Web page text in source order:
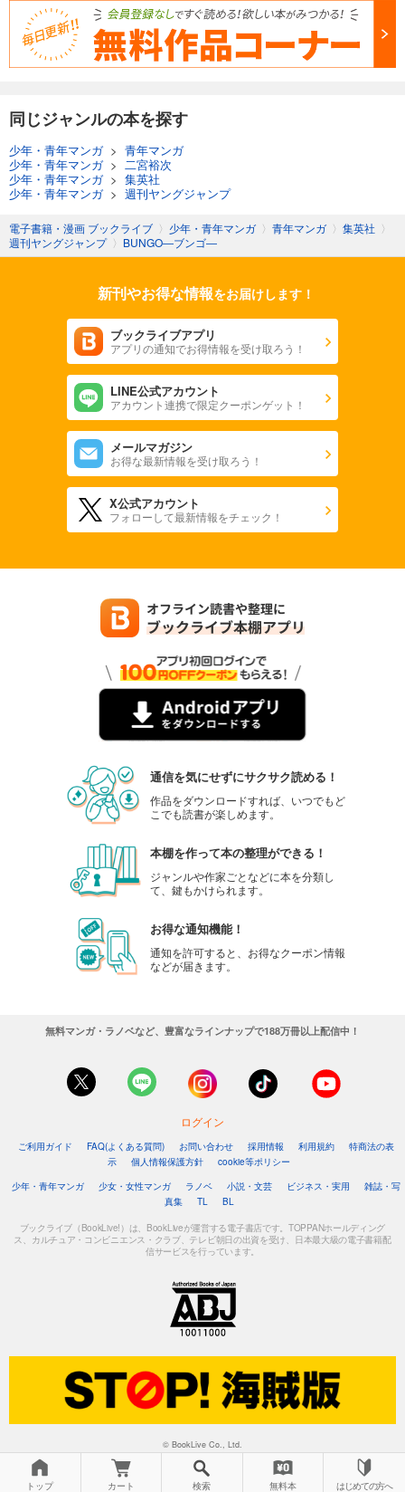
同じジャンルの本を探す
少年・青年マンガ> 青年マンガ
少年・青年マンガ> 二宮裕次
少年・青年マンガ> 集英社
少年・青年マンガ> 週刊ヤングジャンプ
電子書籍・漫画 ブックライブ 〉 少年・青年マンガ 〉 青年マンガ 〉 集英社 〉
週刊ヤングジャンプ 〉 BUNGO―ブンゴ―
新刊やお得な情報をお届けします！
ブックライブアプリ
アプリの通知でお得情報を受け取ろう！
LINE公式アカウント
アカウント連携で限定クーポンゲット！
メールマガジン
お得な最新情報を受け取ろう！
X公式アカウント
フォローして最新情報をチェック！
通信を気にせずにサクサク読める！
作品をダウンロードすれば、いつでもど
こでも読書が楽しめます。
本棚を作って本の整理ができる！
ジャンルや作家ごとなどに本を分類し
て、鍵もかけられます。
お得な通知機能！
通知を許可すると、お得なクーポン情報
などが届きます。
無料マンガ・ラノベなど、豊富なラインナップで188万冊以上配信中！
ログイン
ご利用ガイド FAQ(よくある質問) お問い合わせ 採用情報 利用規約
特商法の表
示
個人情報保護方針
cookie等ポリシー
少年・青年マンガ
少女・女性マンガ ラノベ 小説・文芸 ビジネス・実用
雑誌・写
真集
TL BL
ブックライブ（BookLive!）は、BookLiveが運営する電子書店です。TOPPANホールディング
ス、カルチュア・コンビニエンス・クラブ、テレビ朝日の出資を受け、日本最大級の電子書籍配
信サービスを行っています。
© BookLive Co., Ltd.
トップ カート 検索 無料本 はじめての方へ